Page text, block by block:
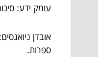
עומק ידע:
אובדן
ספרות.